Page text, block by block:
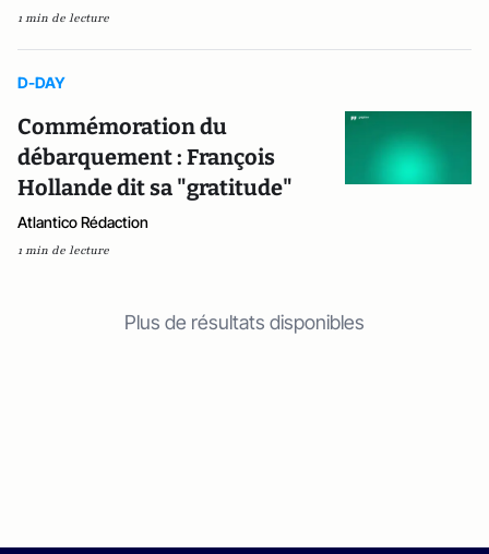
1 min de lecture
D-DAY
Commémoration du
débarquement : François
Hollande dit sa "gratitude"
Atlantico Rédaction
1 min de lecture
Plus de résultats disponibles